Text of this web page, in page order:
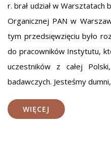
r. brał udział w Warsztatach
Organicznej PAN w
tym przedsięwzięciu było
do pracowników Instytutu,
uczestników z całej
badawczych. Jesteśmy
WIĘCEJ